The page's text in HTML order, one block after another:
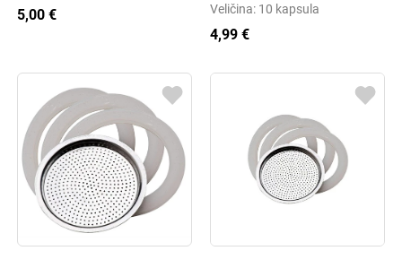
5,00 €
Veličina: 10 kapsula
4,99 €